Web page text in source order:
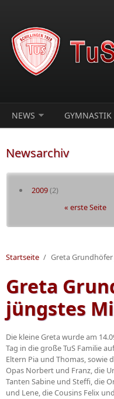
NEWS GYMNASTIK
Newsarchiv
2009(2)
« erste Seite
Startseite / Greta
Greta
jüngstes
Die kleine Greta wurde am
Tag in die große TuS Familie
Eltern Pia und Thomas, sowie
Opas Norbert und Franz, die
Tanten Sabine und Steffi, die
und Lene, die Cousins Felix